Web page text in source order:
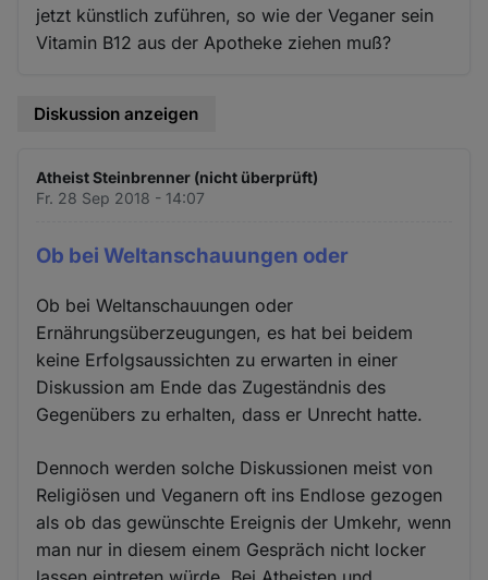
jetzt künstlich zuführen, so wie der Veganer sein
Vitamin B12 aus der Apotheke ziehen muß?
Diskussion anzeigen
Atheist Steinbrenner (nicht überprüft)
Fr. 28 Sep 2018 - 14:07
Ob bei Weltanschauungen oder
Ob bei Weltanschauungen oder
Ernährungsüberzeugungen, es hat bei beidem
keine Erfolgsaussichten zu erwarten in einer
Diskussion am Ende das Zugeständnis des
Gegenübers zu erhalten, dass er Unrecht hatte.
Dennoch werden solche Diskussionen meist von
Religiösen und Veganern oft ins Endlose gezogen
als ob das gewünschte Ereignis der Umkehr, wenn
man nur in diesem einem Gespräch nicht locker